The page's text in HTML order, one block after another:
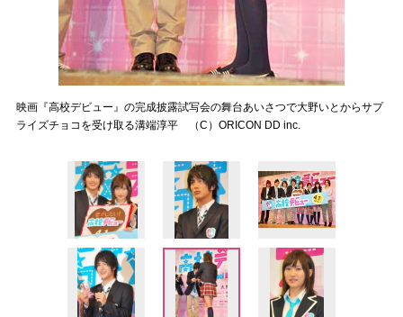
映画『高校デビュー』の完成披露試写会の舞台あいさつで大野いとからサプ
ライズチョコを受け取る溝端淳平 （C）ORICON DD inc.